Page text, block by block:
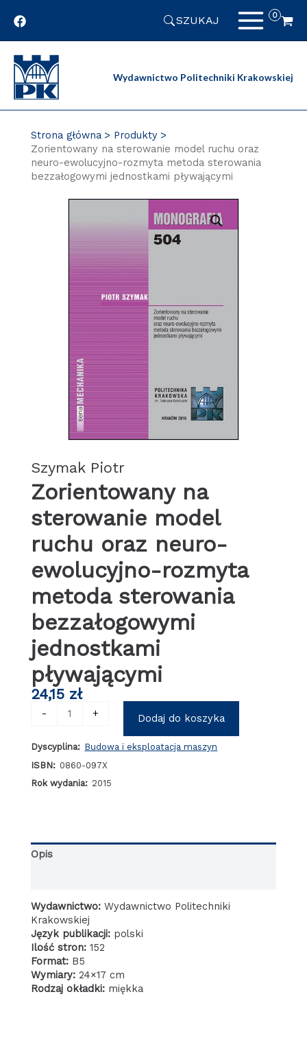
SZUKAJ
Wydawnictwo Politechniki Krakowskiej
Strona główna
Produkty
Zorientowany na sterowanie model ruchu oraz
neuro-ewolucyjno-rozmyta metoda sterowania
bezzałogowymi jednostkami pływającymi
Szymak Piotr
Zorientowany na
sterowanie model
ruchu oraz neuro-
ewolucyjno-rozmyta
metoda sterowania
bezzałogowymi
jednostkami
pływającymi
24,15 zł
-
Zorientowany
sterowanie
model
ruchu
oraz
metoda
sterowania
pływającymi
+ Dodaj do koszyka
Dyscyplina: Budowa i eksploatacja maszyn
ISBN: 0860-097X
Rok wydania: 2015
Opis
Wydawnictwo: Wydawnictwo Politechniki
Krakowskiej
Język publikacji: polski
Ilość stron: 152
Format: B5
Wymiary: 24×17 cm
Rodzaj okładki: miękka